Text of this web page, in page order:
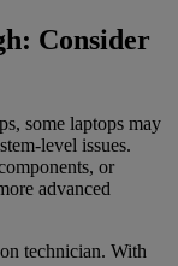
Consider
some laptops may
level issues.
or
advanced
technician. With